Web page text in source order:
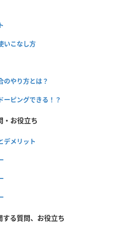
いこなし方
のやり方とは？
ーピングできる！？
・お役立ち
デメリット
する質問、お役立ち